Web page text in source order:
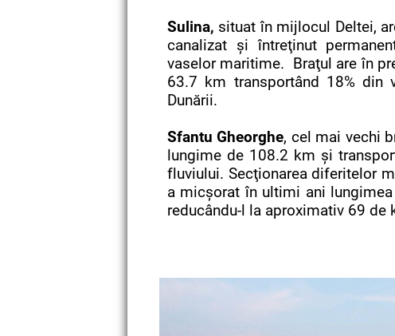
Sulina, situat în mijlocul Deltei,
canalizat şi întreţinut
vaselor maritime. Braţul are în
63.7 km transportând 18% din
Dunării.
Sfantu Gheorghe, cel mai vechi
lungime de 108.2 km şi
fluviului. Secţionarea diferitelor
a micşorat în ultimi ani
reducându-l la aproximativ 69 de